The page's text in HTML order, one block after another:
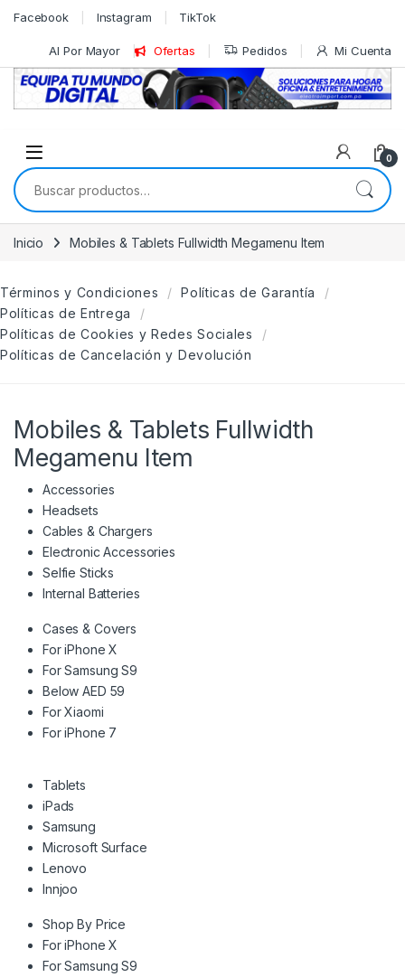
Skip to navigation
Skip to content
Facebook Instagram TikTok
Al Por Mayor Ofertas Pedidos Mi Cuenta
0
Buscar por:
Inicio Mobiles & Tablets Fullwidth Megamenu Item
Términos y Condiciones
Políticas de Garantía
Políticas de Entrega
Políticas de Cookies y Redes Sociales
Políticas de Cancelación y Devolución
Mobiles & Tablets Fullwidth
Megamenu Item
Accessories
Headsets
Cables & Chargers
Electronic Accessories
Selfie Sticks
Internal Batteries
Cases & Covers
For iPhone X
For Samsung S9
Below AED 59
For Xiaomi
For iPhone 7
Tablets
iPads
Samsung
Microsoft Surface
Lenovo
Innjoo
Shop By Price
For iPhone X
For Samsung S9